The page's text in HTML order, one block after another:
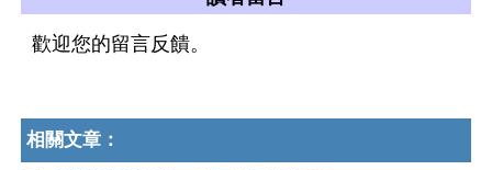
歡迎您的留言反饋。
相關文章：